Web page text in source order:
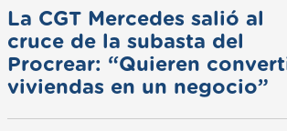
La CGT Mercedes salió al
cruce de la subasta del
Procrear: “Quieren
viviendas en un negocio”